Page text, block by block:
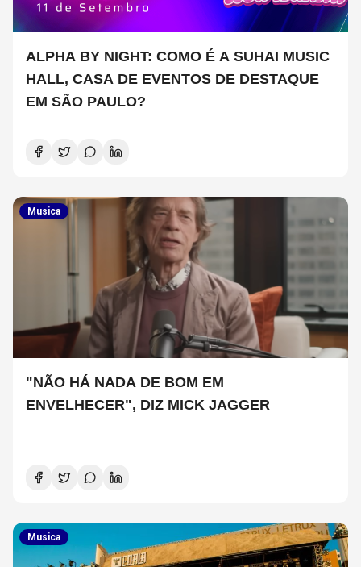
ALPHA BY NIGHT: COMO É A SUHAI MUSIC
HALL, CASA DE EVENTOS DE DESTAQUE
EM SÃO PAULO?
Musica
"NÃO HÁ NADA DE BOM EM
ENVELHECER", DIZ MICK JAGGER
Musica